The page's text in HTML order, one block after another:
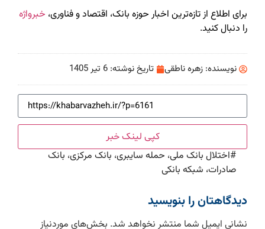
برای اطلاع از تازه‌ترین اخبار حوزه بانک، اقتصاد و فناوری، خبرواژه
را دنبال کنید.
نویسنده: زهره ناطقی تاریخ نوشته: 6 تیر 1405
کپی لینک خبر
#اختلال بانک ملی، حمله سایبری، بانک مرکزی، بانک
صادرات، شبکه بانکی
دیدگاهتان را بنویسید
نشانی ایمیل شما منتشر نخواهد شد. بخش‌های موردنیاز